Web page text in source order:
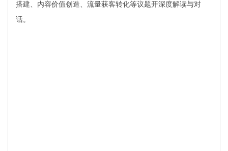
搭建、内容价值创造、流量获客转化等议题开深度解读与对
话。